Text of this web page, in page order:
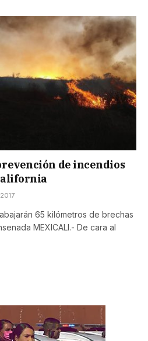
de incendios
65 kilómetros de brechas
MEXICALI.- De cara al